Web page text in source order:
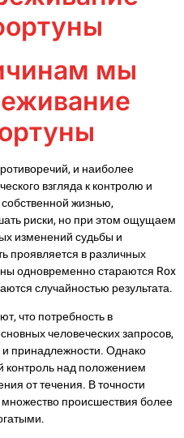
мы
и наиболее
взгляда к контролю и
жизнью,
риски, но при этом ощущаем
изменений судьбы и
проявляется в различных
одновременно стараются Rox
случайностью результата.
что потребность в
человеческих запросов,
и принадлежности. Однако
контроль над положением
от течения. В точности
происшествия более